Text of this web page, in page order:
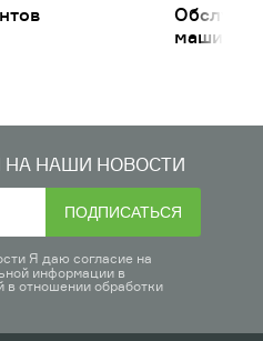
машин
НАШИ НОВОСТИ
ПОДПИСАТЬСЯ
Я даю согласие на
информации в
в отношении обработки